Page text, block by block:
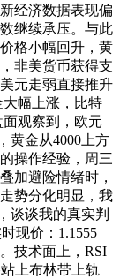
经济数据表现偏
继续承压。与此
格小幅回升，黄
非美货币获得支
元走弱直接推升
幅上涨，比特
观察到，欧元
黄金从4000上方
操作经验，周三
加避险情绪时，
势分化明显，我
谈谈我的真实判
现价：1.1555
技术面上，RSI
上布林带上轨